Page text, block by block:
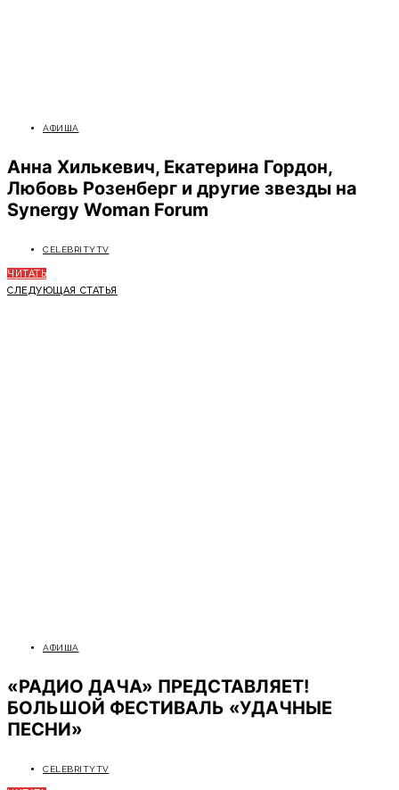
АФИША
Анна Хилькевич, Екатерина Гордон,
Любовь Розенберг и другие звезды на
Synergy Woman Forum
CELEBRITYTV
ЧИТАТЬ
СЛЕДУЮЩАЯ СТАТЬЯ
АФИША
«РАДИО ДАЧА» ПРЕДСТАВЛЯЕТ!
БОЛЬШОЙ ФЕСТИВАЛЬ «УДАЧНЫЕ
ПЕСНИ»
CELEBRITYTV